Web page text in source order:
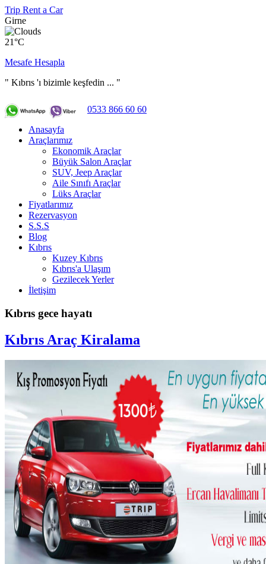
Trip Rent a Car
Girne
21°C
Mesafe Hesapla
" Kıbrıs 'ı bizimle keşfedin ... "
0533 866 60 60
Anasayfa
Araçlarımız
Ekonomik Araçlar
Büyük Salon Araçlar
SUV, Jeep Araçlar
Aile Sınıfı Araçlar
Lüks Araçlar
Fiyatlarımız
Rezervasyon
S.S.S
Blog
Kıbrıs
Kuzey Kıbrıs
Kıbrıs'a Ulaşım
Gezilecek Yerler
İletişim
Kıbrıs gece hayatı
Kıbrıs Araç Kiralama